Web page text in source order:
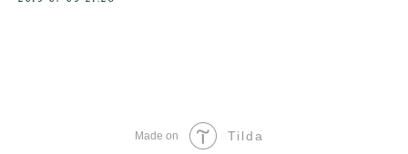
Made on Tilda